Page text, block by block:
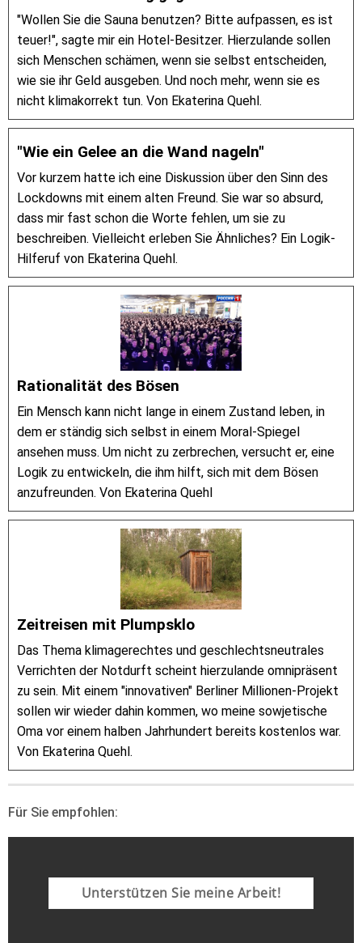
"Wollen Sie die Sauna benutzen? Bitte aufpassen, es ist
teuer!", sagte mir ein Hotel-Besitzer. Hierzulande sollen
sich Menschen schämen, wenn sie selbst entscheiden,
wie sie ihr Geld ausgeben. Und noch mehr, wenn sie es
nicht klimakorrekt tun. Von Ekaterina Quehl.
"Wie ein Gelee an die Wand nageln"
Vor kurzem hatte ich eine Diskussion über den Sinn des
Lockdowns mit einem alten Freund. Sie war so absurd,
dass mir fast schon die Worte fehlen, um sie zu
beschreiben. Vielleicht erleben Sie Ähnliches? Ein Logik-
Hilferuf von Ekaterina Quehl.
Rationalität des Bösen
Ein Mensch kann nicht lange in einem Zustand leben, in
dem er ständig sich selbst in einem Moral-Spiegel
ansehen muss. Um nicht zu zerbrechen, versucht er, eine
Logik zu entwickeln, die ihm hilft, sich mit dem Bösen
anzufreunden. Von Ekaterina Quehl
Zeitreisen mit Plumpsklo
Das Thema klimagerechtes und geschlechtsneutrales
Verrichten der Notdurft scheint hierzulande omnipräsent
zu sein. Mit einem "innovativen" Berliner Millionen-Projekt
sollen wir wieder dahin kommen, wo meine sowjetische
Oma vor einem halben Jahrhundert bereits kostenlos war.
Von Ekaterina Quehl.
Für Sie empfohlen:
Unterstützen Sie meine Arbeit!